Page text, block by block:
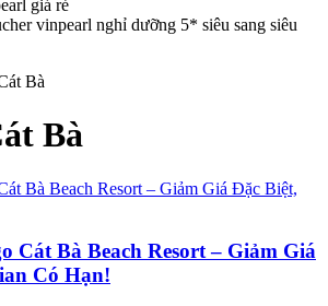
Bà
Bà
Cát Bà Beach Resort – Giảm Giá
Có Hạn!